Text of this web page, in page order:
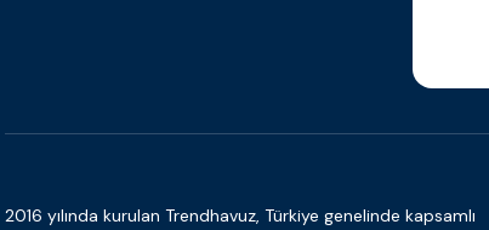
2016 yılında kurulan Trendhavuz, Türkiye genelinde kapsamlı